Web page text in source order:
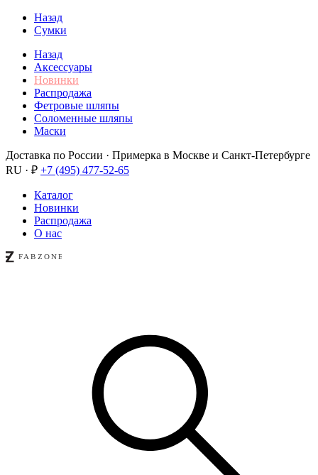
Назад
Сумки
Назад
Аксессуары
Новинки
Распродажа
Фетровые шляпы
Соломенные шляпы
Маски
Доставка по России · Примерка в Москве и Санкт-Петербурге
RU · ₽ +7 (495) 477-52-65
Каталог
Новинки
Распродажа
О нас